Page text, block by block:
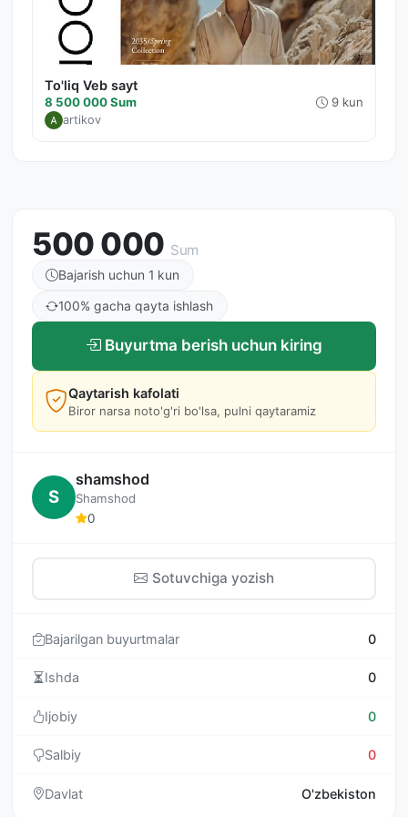
To'liq Veb sayt
8 500 000 Sum 9 kun
artikov
500 000 Sum
Bajarish uchun 1 kun
100% gacha qayta ishlash
Buyurtma berish uchun kiring
Qaytarish kafolati
Biror narsa noto'g'ri bo'lsa, pulni qaytaramiz
S
shamshod
Shamshod
0
Sotuvchiga yozish
Bajarilgan buyurtmalar 0
Ishda 0
Ijobiy 0
Salbiy 0
Davlat O'zbekiston